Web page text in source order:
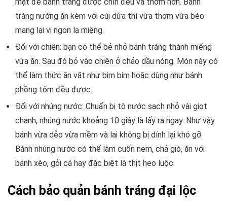
tráng nướng ăn kèm với cùi dừa thì vừa thơm vừa béo
mang lại vị ngon lạ miệng.
Đối với chiên: bạn có thể bẻ nhỏ bánh tráng thành miếng
vừa ăn. Sau đó bỏ vào chiên ở chảo dầu nóng. Món này có
thể làm thức ăn vặt như bim bim hoặc dùng như bánh
phồng tôm đều được.
Đối với nhúng nước: Chuẩn bị tô nước sạch nhỏ vài giọt
chanh, nhúng nước khoảng 10 giây là lấy ra ngay. Như vậy
bánh vừa dẻo vừa mềm và lai không bị dính lại khó gỡ.
Bánh nhúng nước có thể làm cuốn nem, chả giò, ăn với
bánh xèo, gỏi cá hay đặc biệt là thịt heo luộc.
Cách bảo quản bánh tráng đại lộc